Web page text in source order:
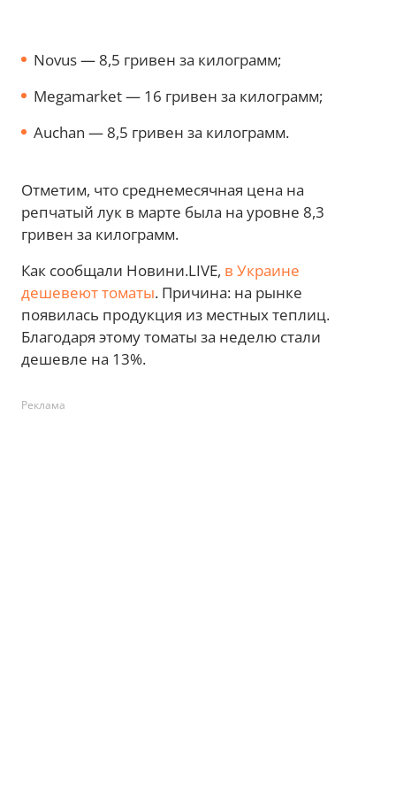
Novus — 8,5 гривен за килограмм;
Megamarket — 16 гривен за килограмм;
Auchan — 8,5 гривен за килограмм.
Отметим, что среднемесячная цена на
репчатый лук в марте была на уровне 8,3
гривен за килограмм.
Как сообщали Новини.LIVE, в Украине
дешевеют томаты. Причина: на рынке
появилась продукция из местных теплиц.
Благодаря этому томаты за неделю стали
дешевле на 13%.
Реклама